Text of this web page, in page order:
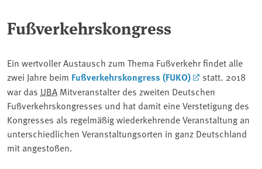
Fußverkehrskongress
Ein wertvoller Austausch zum Thema Fußverkehr findet alle
zwei Jahre beim Fußverkehrskongress (FUKO)
statt. 2018
war das UBA Mitveranstalter des zweiten Deutschen
Fußverkehrskongresses und hat damit eine Verstetigung des
Kongresses als regelmäßig wiederkehrende Veranstaltung an
unterschiedlichen Veranstaltungsorten in ganz Deutschland
mit angestoßen.